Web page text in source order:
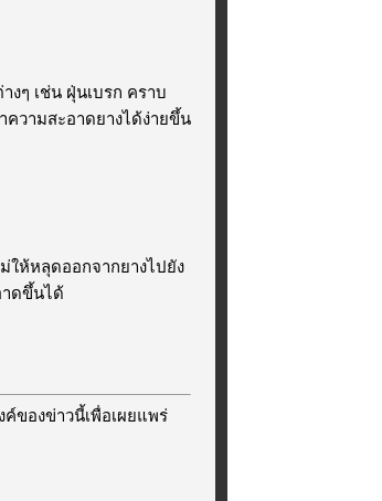
ๆ เช่น ฝุ่นเบรก คราบ
ความสะอาดยางได้ง่ายขึ้น
ห้หลุดออกจากยางไปยัง
าดขึ้นได้
ค์ของข่าวนี้เพื่อเผยแพร่